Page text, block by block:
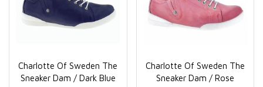
Charlotte Of Sweden The
Sneaker Dam / Dark Blue
Charlotte Of Sweden The
Sneaker Dam / Rose